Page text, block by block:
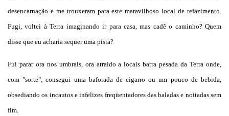
desencarnação e me trouxeram para este maravilhoso local de refazimento.
Fugi, voltei à Terra imaginando ir para casa, mas cadê o caminho? Quem
disse que eu acharia sequer uma pista?
Fui parar ora nos umbrais, ora atraído a locais barra pesada da Terra onde,
com "sorte", consegui uma baforada de cigarro ou um pouco de bebida,
obsediando os incautos e infelizes freqüentadores das baladas e noitadas sem
fim.